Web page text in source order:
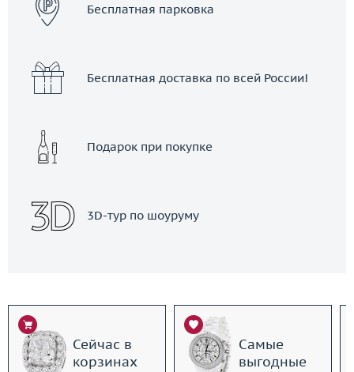
Бесплатная парковка
Бесплатная доставка по всей России!
Подарок при покупке
3D-тур по шоуруму
Сейчас в
корзинах
Самые
выгодные